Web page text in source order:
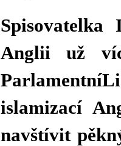
Anglii už
islamizací
navštívit